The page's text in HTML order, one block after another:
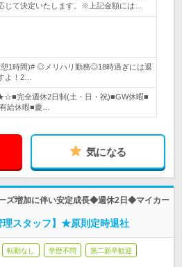
じて決定いたします。※上記金額には…
1時間)# ◎メリハリ勤務◎18時過ぎには退
よ！2…
完全週休2日制(土・日・祝)■GW休暇■
給休暇■慶…
気になる
ズ増加に伴い安定成長◆週休2日◆マイカー
理スタッフ】★原則定時退社
転勤なし 学歴不問 第二新卒歓迎